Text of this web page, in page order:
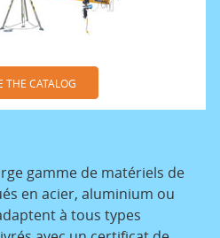
THE CATALOG
gamme de matériels de
en acier, aluminium ou
à tous types